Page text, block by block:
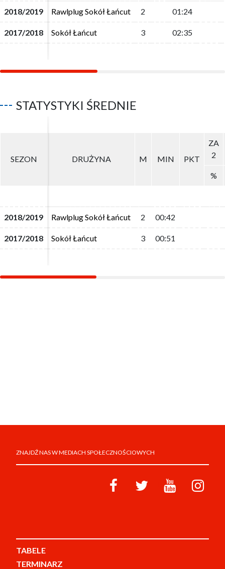
2018/2019 Rawlplug Sokół Łańcut 2 01:24
2017/2018 Sokół Łańcut 3 02:35
2018/2019 Rawlplug Sokół Łańcut 2 01:24
2017/2018 Sokół Łańcut 3 02:35
STATYSTYKI ŚREDNIE
SEZON DRUŻYNA M MIN PKT
ZA
2
%
2018/2019 Rawlplug Sokół Łańcut 2 00:42
2017/2018 Sokół Łańcut 3 00:51
SEZON DRUŻYNA M MIN PKT
ZA
2
%
2018/2019 Rawlplug Sokół Łańcut 2 00:42
2017/2018 Sokół Łańcut 3 00:51
ZNAJDŹ NAS W MEDIACH SPOŁECZNOŚCIOWYCH
TABELE
TERMINARZ